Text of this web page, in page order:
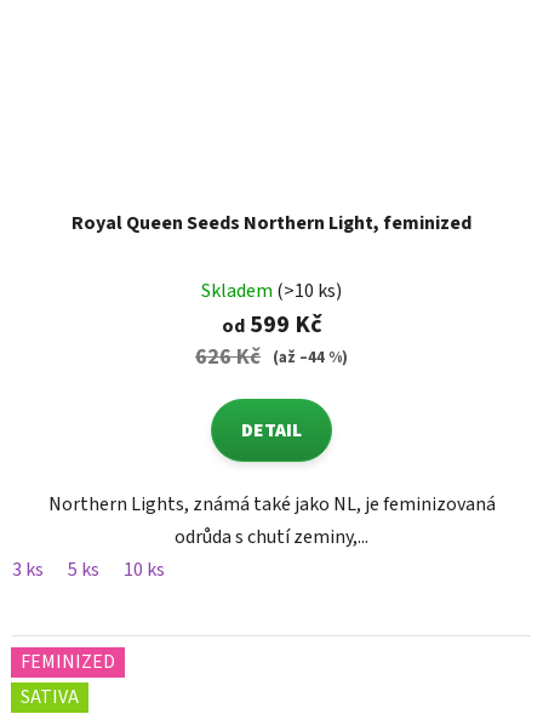
Royal Queen Seeds Northern Light, feminized
Skladem (>10 ks)
od599 Kč
626 Kč (až –44 %)
DETAIL
Northern Lights, známá také jako NL, je feminizovaná
odrůda s chutí zeminy,...
3 ks
5 ks 10 ks
FEMINIZED
SATIVA